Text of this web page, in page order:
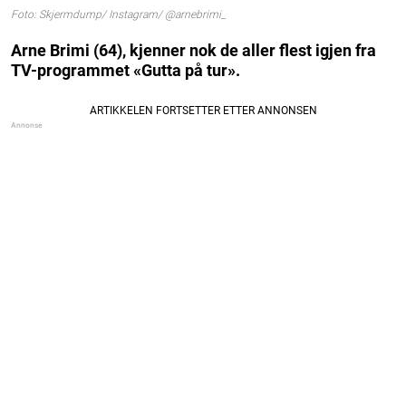
Foto: Skjermdump/ Instagram/ @arnebrimi_
Arne Brimi (64), kjenner nok de aller flest igjen fra
TV-programmet «Gutta på tur».